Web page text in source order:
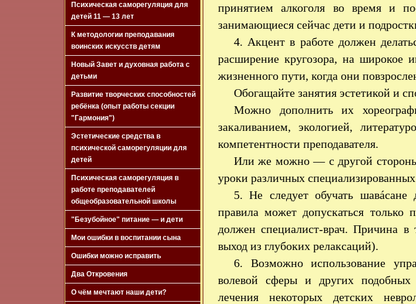
Психическая саморегуляция для
детей 11 — 13 лет
К методологии преподавания
воинских искусств детям
Новый Завет и духовная работа с
детьми
Развитие творческих способностей
ребёнка (опыт работы секции
"Гармония")
Эстетические средства в
психической саморегуляции для
детей
Психическая саморегуляция в
работе преподавателей
общеобразовательной школы
"Безубойное" питание — и дети
Мои ошибки в воспитании сына
Ошибки можно исправить
Два Откровения
О чём мечтают наши дети?
принятием алкоголя во время и
занимающиеся сейчас дети и
4. Акцент в работе должен
расширение кругозора, на широкое
жизненного пути, когда они
Обогащайте занятия эстетикой и
Можно дополнить их
закаливанием, экологией,
компетентности преподавателя.
Или же можно — с другой стороны
уроки различных
5. Не следует обучать шавáсане
правила может допускаться только
должен специалист-врач. Причина в
выход из глубоких релаксаций).
6. Возможно использование
волевой сферы и других подобных
лечения некоторых детских